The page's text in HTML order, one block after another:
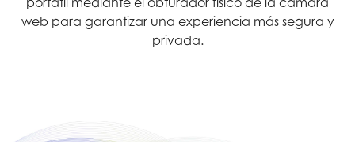
web para garantizar una experiencia más segura y
privada.